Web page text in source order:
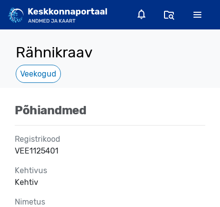
Rähnikraav
Veekogud
Põhiandmed
Registrikood
VEE1125401
Kehtivus
Kehtiv
Nimetus